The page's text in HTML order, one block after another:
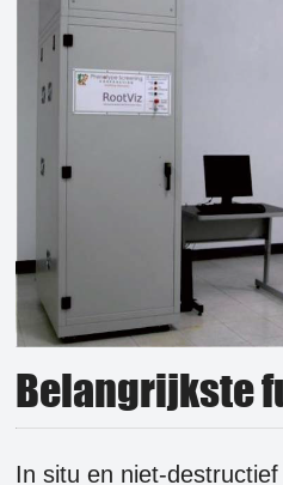
Belangrijkste
In situ en niet-